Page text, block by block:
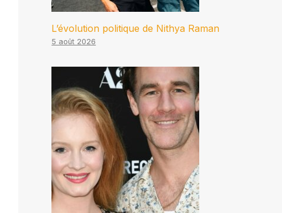
L’évolution politique de Nithya Raman
5 août 2026